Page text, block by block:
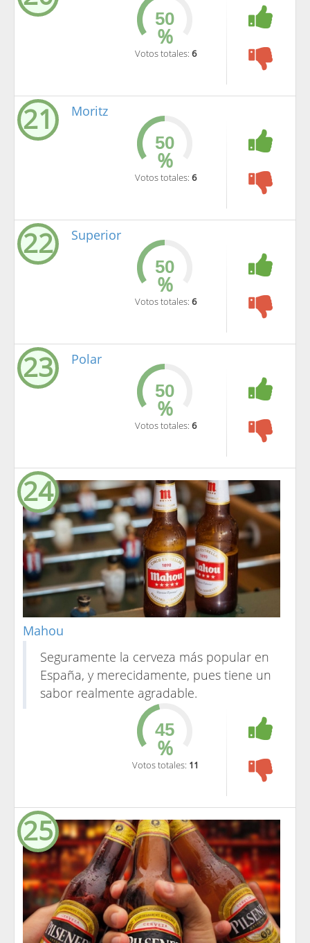
%
Votos totales: 6
21 Moritz
%
Votos totales: 6
22 Superior
%
Votos totales: 6
23 Polar
%
Votos totales: 6
24
Mahou
Seguramente la cerveza más popular en
España, y merecidamente, pues tiene un
sabor realmente agradable.
%
Votos totales: 11
25